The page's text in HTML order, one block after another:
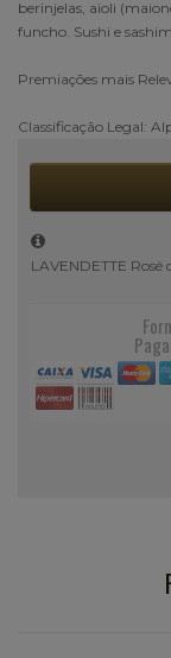
berinjelas, aïoli
funcho. Sushi e
Premiações mais
Classificação Legal:
LAVENDETTE